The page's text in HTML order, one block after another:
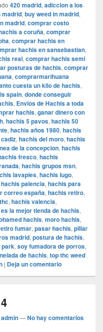
420 madrid, adiccion a los
madrid, buy weed in madrid,
madrid, comprar costo
a coruña, comprar
, comprar hachis en
hachis en sansebastian,
real, comprar hachis semi
posturas de hachis, comprar
, comprarmarihuana
cuesta un kilo de hachis,
spain, donde conseguir
, Envios de Hachis a toda
hachis, ganar dinero con
, hachis 5 pavos, hachis 50
, hachis años 1980, hachis
, hachis del moro, hachis
de la concepcion, hachis
fresco, hachis
, hachis grupos msn,
lavapies, hachis lugo,
hachis palencia, hachis para
correo españa, hachis retiro,
, hachis valencia,
la mejor tienda de hachis,
hachis, moro hachis,
fumar, pasar hachis, pillar
madrid, postura de hachis,
park, soy fumadora de porros,
de hachis, top thc weed
| Deja un comentario
admin—No hay comentarios